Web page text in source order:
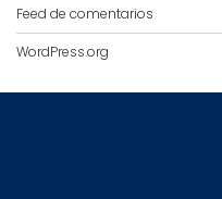
Feed de comentarios
WordPress.org